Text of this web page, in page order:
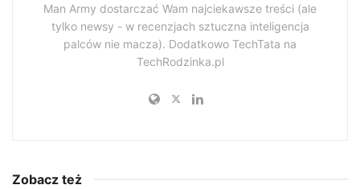
Man Army dostarczać Wam najciekawsze treści (ale
tylko newsy - w recenzjach sztuczna inteligencja
palców nie macza). Dodatkowo TechTata na
TechRodzinka.pl
Zobacz też